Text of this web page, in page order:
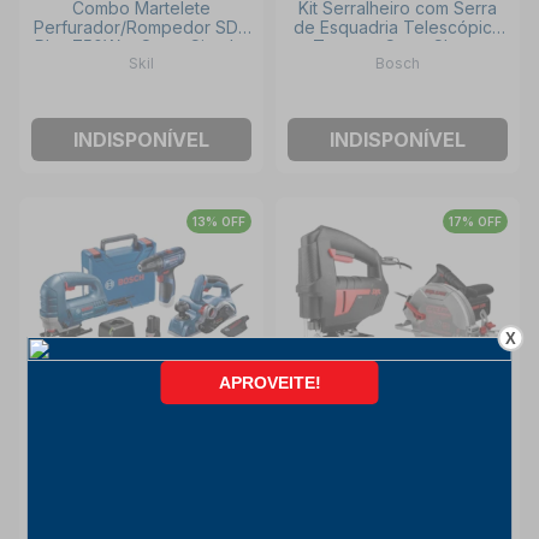
Combo Martelete
Perfurador/Rompedor SDS
Plus 750W + Serra Circular
7.1/4" 1400W + Maleta e
Skil
INDISPONÍVEL
Kit Serralheiro com Serra
de Esquadria Telescópica
+ Tesoura Corta Chapa +
Jogo de Chaves de Fenda
Bosch
INDISPONÍVEL
13% OFF 17% OFF
X